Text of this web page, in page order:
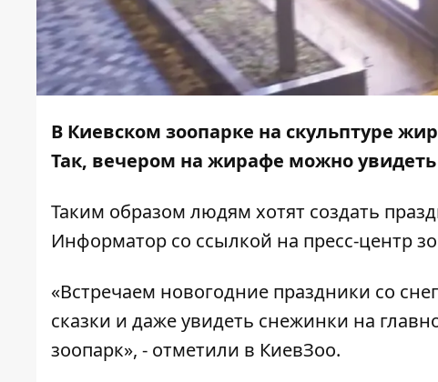
В Киевском зоопарке на скульптуре
Так, вечером на жирафе можно
Таким образом людям хотят создать
Информатор со ссылкой на пресс-центр
«Встречаем новогодние праздники со
сказки и даже увидеть снежинки на
зоопарк», - отметили в КиевЗоо.